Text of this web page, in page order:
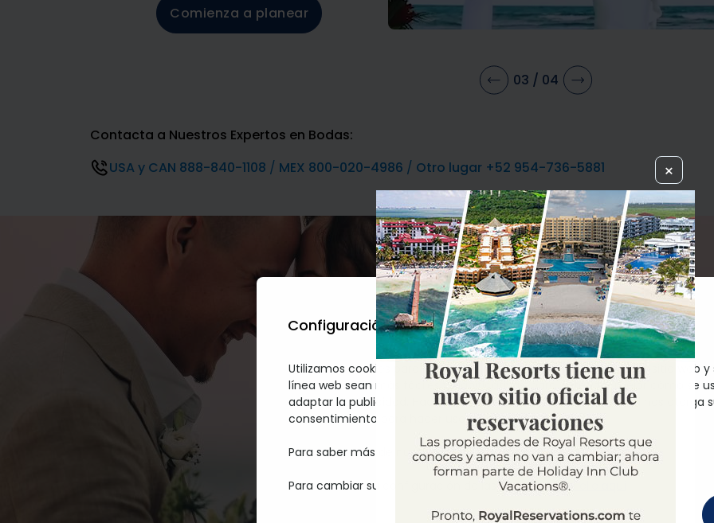
Comienza a planear
03 / 04
Contacta a Nuestros Expertos en Bodas:
USA y CAN 888-840-1108 / MEX 800-020-4986 / Otro lugar +52 954-736-5881
Di “Sí,
Te
personalizada
Configuración de cookies
Utilizamos cookies para hacer que las interacciones con nuestro sitio web y
línea web sean más fáciles y significativas, para entender mejor cómo se
adaptar la publicidad. Haciendo clic en el botón “Acepto” usted nos otorga
consentimiento para hacer uso de ellas.
Para saber más de nuestra política de las cookies,haga clic aquí
Para cambiar su configuración de las cookies,haga clic aquí
×